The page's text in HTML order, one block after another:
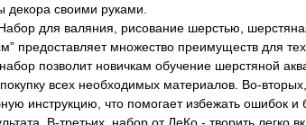
своими руками.
для валяния, рисование шерстью,
предоставляет множество преимуществ для
позволит новичкам обучение шерстяной
всех необходимых материалов. Во-
инструкцию, что помогает избежать ошибок и